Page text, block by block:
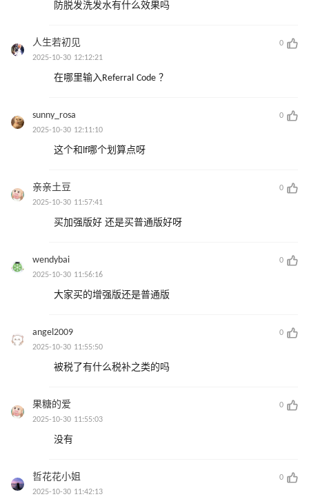
防脱发洗发水有什么效果吗
人生若初见
0
2025-10-30 12:12:21
在哪里输入Referral Code ？
sunny_rosa
0
2025-10-30 12:11:10
这个和lf哪个划算点呀
亲亲土豆
0
2025-10-30 11:57:41
买加强版好 还是买普通版好呀
wendybai
0
2025-10-30 11:56:16
大家买的增强版还是普通版
angel2009
0
2025-10-30 11:55:50
被税了有什么税补之类的吗
果糖的爱
0
2025-10-30 11:55:03
没有
哲花花小姐
0
2025-10-30 11:42:13